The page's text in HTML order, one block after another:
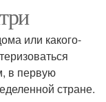
или какого-
в первую
стране.